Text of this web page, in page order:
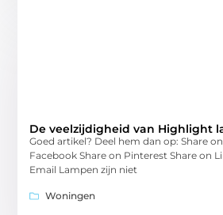
De veelzijdigheid van Highlight
Goed artikel? Deel hem dan op: Share
Facebook Share on Pinterest Share on
Email Lampen zijn niet
Woningen